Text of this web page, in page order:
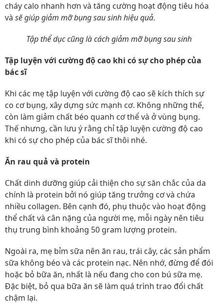
cháy calo nhanh hơn và tăng cường hoạt động tiêu hóa
và sẽ giúp giảm mỡ bụng sau sinh hiệu quả.
Tập thể dục cũng là cách giảm mỡ bụng sau sinh
Tập luyện với cường độ cao khi có sự cho phép của
bác sĩ
Khi các mẹ tập luyện với cường độ cao sẽ kích thích sự
co cơ bụng, xây dựng sức mạnh cơ. Không những thế,
còn làm giảm chất béo quanh cơ thể và ở vùng bụng.
Thế nhưng, cần lưu ý rằng chỉ tập luyện cường độ cao
khi có sự cho phép của bác sĩ thôi nhé.
Ăn rau quả và protein
Chất dinh dưỡng giúp cải thiện cho sự săn chắc của da
chính là protein bởi nó giúp tăng trưởng cơ và chứa
nhiều collagen. Bên cạnh đó, phụ thuộc vào hoạt động
thể chất và cân nặng của người mẹ, mỗi ngày nên tiêu
thụ trung bình khoảng 50 gram lượng protein.
Ngoài ra, mẹ bỉm sữa nên ăn rau, trái cây, các sản phẩm
sữa không béo và các protein nạc. Nên nhớ, đừng để đói
hoặc bỏ bữa ăn, nhất là nếu đang cho con bú sữa mẹ.
Đặc biệt, bỏ qua bữa ăn sẽ làm quá trình trao đổi chất
chậm lại.